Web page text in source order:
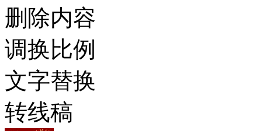
删除内容
调换比例
文字替换
转线稿